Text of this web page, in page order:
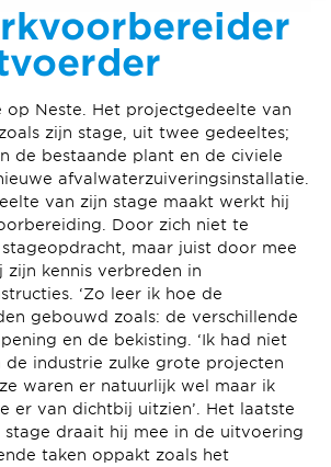
op Neste. Het projectgedeelte van
zijn stage, uit twee gedeeltes;
de bestaande plant en de civiele
afvalwaterzuiveringsinstallatie.
van zijn stage maakt werkt hij
Door zich niet te
maar juist door mee
zijn kennis verbreden in
‘Zo leer ik hoe de
gebouwd zoals: de verschillende
en de bekisting. ‘Ik had niet
industrie zulke grote projecten
waren er natuurlijk wel maar ik
er van dichtbij uitzien’. Het laatste
stage draait hij mee in de uitvoering
taken oppakt zoals het